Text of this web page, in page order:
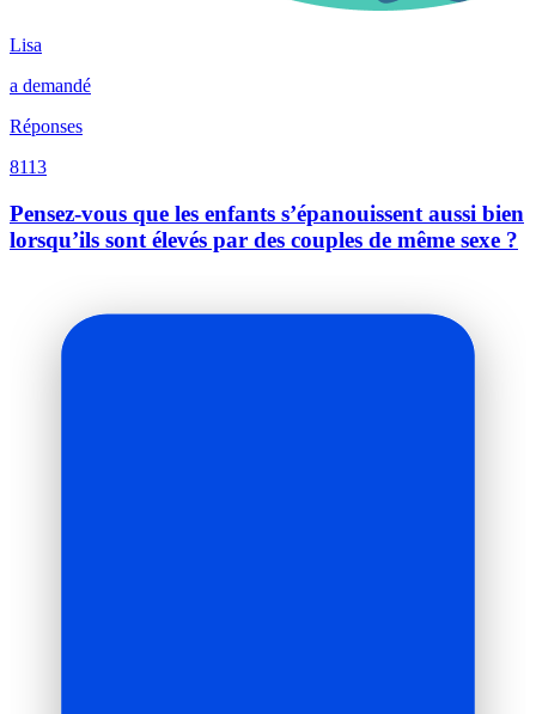
Lisa
a demandé
Réponses
8113
Pensez-vous que les enfants s’épanouissent aussi bien
lorsqu’ils sont élevés par des couples de même sexe ?